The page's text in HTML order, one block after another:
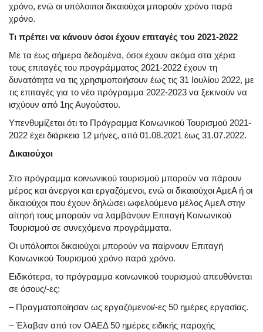
χρόνο, ενώ οι υπόλοιποι δικαιούχοι μπορούν χρόνο παρά
χρόνο.
Τι πρέπει να κάνουν όσοι έχουν επιταγές του 2021-2022
Με τα έως σήμερα δεδομένα, όσοι έχουν ακόμα στα χέρια
τους επιταγές του προγράμματος 2021-2022 έχουν τη
δυνατότητα να τις χρησιμοποιήσουν έως τις 31 Ιουλίου 2022, με
τις επιταγές για το νέο πρόγραμμα 2022-2023 να ξεκινούν να
ισχύουν από 1ης Αυγούστου.
Υπενθυμίζεται ότι το Πρόγραμμα Κοινωνικού Τουρισμού 2021-
2022 έχει διάρκεια 12 μήνες, από 01.08.2021 έως 31.07.2022.
Δικαιούχοι
Στο πρόγραμμα κοινωνικού τουρισμού μπορούν να πάρουν
μέρος και άνεργοι και εργαζόμενοι, ενώ οι δικαιούχοι ΑμεΑ ή οι
δικαιούχοι που έχουν δηλώσει ωφελούμενο μέλος ΑμεΑ στην
αίτησή τους μπορούν να λαμβάνουν Επιταγή Κοινωνικού
Τουρισμού σε συνεχόμενα προγράμματα.
Οι υπόλοιποι δικαιούχοι μπορούν να παίρνουν Επιταγή
Κοινωνικού Τουρισμού χρόνο παρά χρόνο.
Ειδικότερα, το πρόγραμμα κοινωνικού τουρισμού απευθύνεται
σε όσους/-ες:
– Πραγματοποίησαν ως εργαζόμενοι/-ες 50 ημέρες εργασίας.
– Έλαβαν από τον ΟΑΕΔ 50 ημέρες ειδικής παροχής